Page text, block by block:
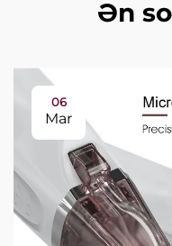
Ən
06
Mar